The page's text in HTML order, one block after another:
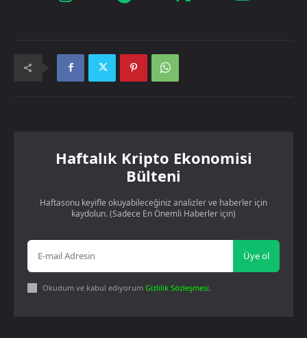
Haftalık Kripto Ekonomisi
Bülteni
Haftasonu keyifle okuyabileceğiniz analizler ve haberler için
kaydolun. (Sadece En Önemli Haberler için)
Üye ol
Okudum ve kabul ediyorum Gizlilik Sözleşmesi